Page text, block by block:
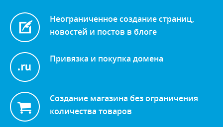
Неограниченное создание страниц,
новостей и постов в блоге
Привязка и покупка домена
Создание магазина без ограничения
количества товаров